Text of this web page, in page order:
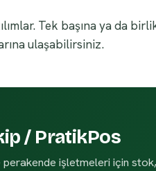
Tek başına ya da
ulaşabilirsiniz.
/ PratikPos
işletmeleri için